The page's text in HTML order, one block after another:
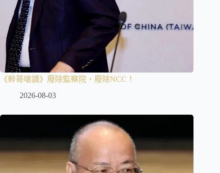
《幹哥嗆讀》廢除監察院，廢除NCC！
2026-08-03